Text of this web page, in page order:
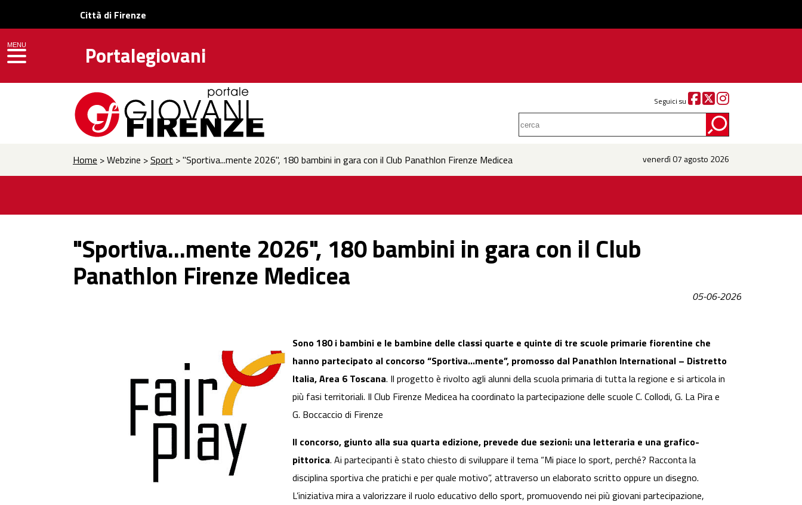
Città di Firenze
Portalegiovani
Seguici su
MENU
toggle navigation
Home > Webzine >Sport > "Sportiva...mente 2026", 180 bambini in gara con il Club Panathlon Firenze Medicea venerdì 07 agosto 2026
"Sportiva...mente 2026", 180 bambini in gara con il Club
Panathlon Firenze Medicea
05-06-2026
Sono 180 i bambini e le bambine delle classi quarte e quinte di tre scuole primarie fiorentine che
hanno partecipato al concorso “Sportiva...mente”, promosso dal Panathlon International – Distretto
Italia, Area 6 Toscana. Il progetto è rivolto agli alunni della scuola primaria di tutta la regione e si articola in
più fasi territoriali. Il Club Firenze Medicea ha coordinato la partecipazione delle scuole C. Collodi, G. La Pira e
G. Boccaccio di Firenze
Il concorso, giunto alla sua quarta edizione, prevede due sezioni: una letteraria e una grafico-
pittorica. Ai partecipanti è stato chiesto di sviluppare il tema “Mi piace lo sport, perché? Racconta la
disciplina sportiva che pratichi e per quale motivo”, attraverso un elaborato scritto oppure un disegno.
L’iniziativa mira a valorizzare il ruolo educativo dello sport, promuovendo nei più giovani partecipazione,